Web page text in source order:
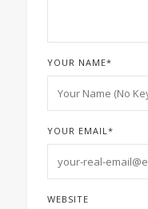
YOUR NAME*
YOUR EMAIL*
WEBSITE